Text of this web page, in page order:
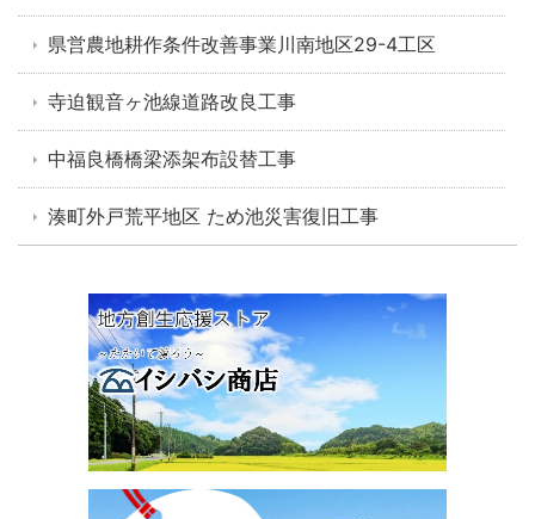
県営農地耕作条件改善事業川南地区29-4工区
寺迫観音ヶ池線道路改良工事
中福良橋橋梁添架布設替工事
湊町外戸荒平地区 ため池災害復旧工事